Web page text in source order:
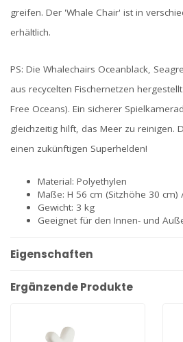
greifen. Der 'Whale Chair' ist in
erhältlich.
PS: Die Whalechairs Oceanblack,
aus recycelten Fischernetzen
Free Oceans). Ein sicherer
gleichzeitig hilft, das Meer zu reinigen.
einen zukünftigen Superhelden!
Material: Polyethylen
Maße: H 56 cm (Sitzhöhe 30 cm)
Gewicht: 3 kg
Geeignet für den Innen- und
Eigenschaften
Ergänzende Produkte